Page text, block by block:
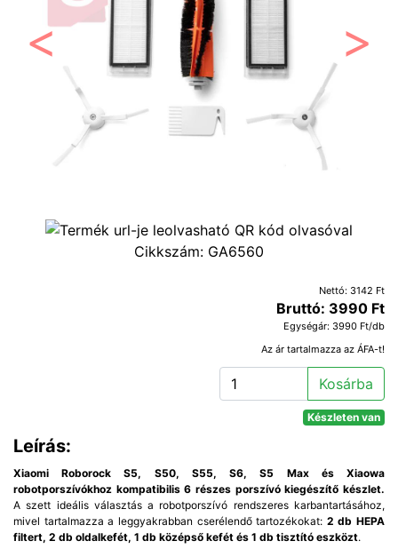
Előző
Cikkszám: GA6560
Nettó: 3142 Ft
Bruttó: 3990 Ft
Egységár: 3990 Ft/db
Az ár tartalmazza az ÁFA-t!
Kosárba
Készleten van
Leírás:
Xiaomi Roborock S5, S50, S55, S6, S5 Max és Xiaowa
robotporszívókhoz kompatibilis 6 részes porszívó kiegészítő készlet.
A szett ideális választás a robotporszívó rendszeres karbantartásához,
mivel tartalmazza a leggyakrabban cserélendő tartozékokat: 2 db HEPA
filtert, 2 db oldalkefét, 1 db középső kefét és 1 db tisztító eszközt.